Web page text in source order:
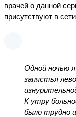
врачей о данной
присутствуют в
Одной ночью
запястья
К утру
было трудно